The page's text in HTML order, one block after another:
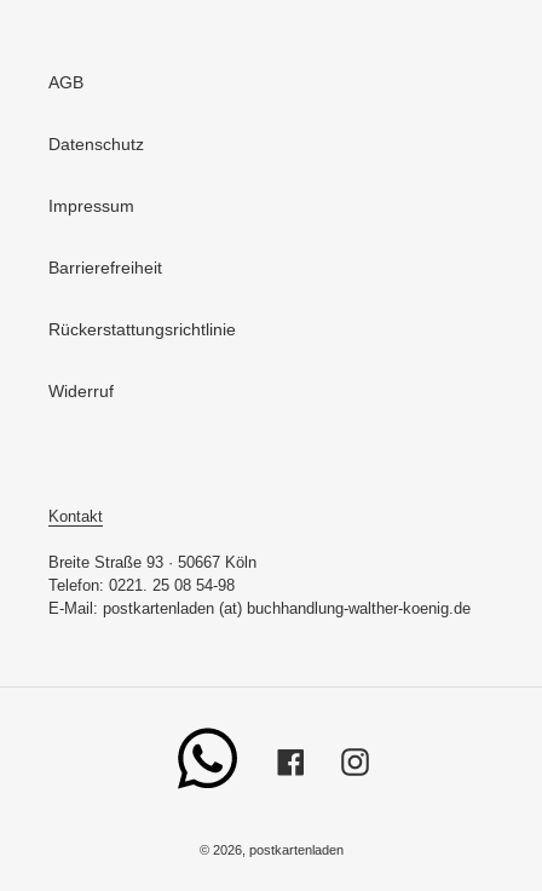
AGB
Datenschutz
Impressum
Barrierefreiheit
Rückerstattungsrichtlinie
Widerruf
Kontakt
Breite Straße 93 · 50667 Köln
Telefon: 0221. 25 08 54-98
E-Mail: postkartenladen (at) buchhandlung-walther-koenig.de
FacebookInstagram
© 2026, postkartenladen